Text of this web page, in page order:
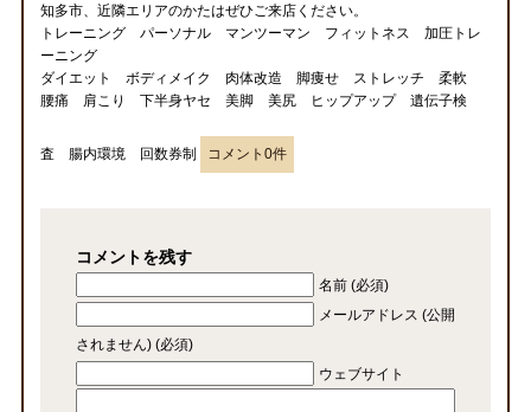
知多市、近隣エリアのかたはぜひご来店ください。
トレーニング パーソナル マンツーマン フィットネス 加圧トレ
ーニング
ダイエット ボディメイク 肉体改造 脚痩せ ストレッチ 柔軟
腰痛 肩こり 下半身ヤセ 美脚 美尻 ヒップアップ 遺伝子検
査 腸内環境 回数券制 コメント0件
コメントを残す
名前 (必須)
メールアドレス (公開
されません) (必須)
ウェブサイト